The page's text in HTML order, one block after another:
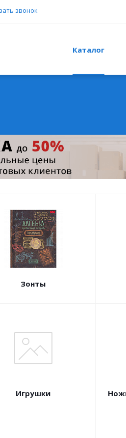
звонок
Каталог
Зонты
Игрушки